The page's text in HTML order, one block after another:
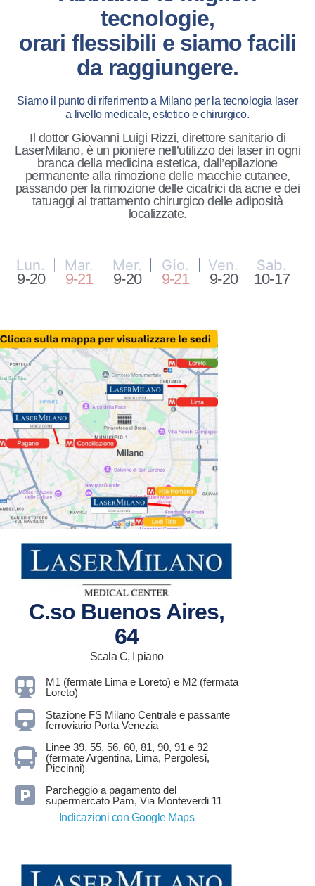
tecnologie,
orari flessibili e siamo facili
da raggiungere.
Siamo il punto di riferimento a Milano per la tecnologia laser
a livello medicale, estetico e chirurgico.
Il dottor Giovanni Luigi Rizzi, direttore sanitario di
LaserMilano, è un pioniere nell’utilizzo dei laser in ogni
branca della medicina estetica, dall’epilazione
permanente alla rimozione delle macchie cutanee,
passando per la rimozione delle cicatrici da acne e dei
tatuaggi al trattamento chirurgico delle adiposità
localizzate.
Lun. Mar. Mer. Gio. Ven. Sab.
9-20 9-21 9-20 9-21 9-20 10-17
C.so Buenos Aires,
64
Scala C, I piano
M1 (fermate Lima e Loreto) e M2 (fermata
Loreto)
Stazione FS Milano Centrale e passante
ferroviario Porta Venezia
Linee 39, 55, 56, 60, 81, 90, 91 e 92
(fermate Argentina, Lima, Pergolesi,
Piccinni)
Parcheggio a pagamento del
supermercato Pam, Via Monteverdi 11
Indicazioni con Google Maps